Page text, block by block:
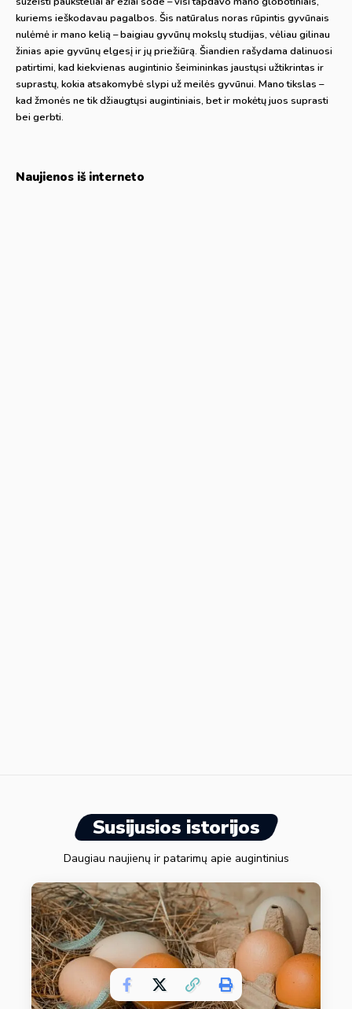
kuriems ieškodavau pagalbos. Šis natūralus noras rūpintis gyvūnais
nulėmė ir mano kelią – baigiau gyvūnų mokslų studijas, vėliau gilinau
žinias apie gyvūnų elgesį ir jų priežiūrą. Šiandien rašydama dalinuosi
patirtimi, kad kiekvienas augintinio šeimininkas jaustųsi užtikrintas ir
suprastų, kokia atsakomybė slypi už meilės gyvūnui. Mano tikslas –
kad žmonės ne tik džiaugtųsi augintiniais, bet ir mokėtų juos suprasti
bei gerbti.
Naujienos iš interneto
Susijusios istorijos
Daugiau naujienų ir patarimų apie augintinius